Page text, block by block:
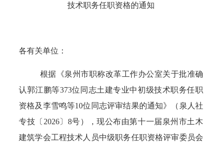
技术职务任职资格的通知
各有关单位：
根据《泉州市职称改革工作办公室关于批准确
认郭江鹏等373位同志土建专业中初级技术职务任职
资格及 李雪鸣等10位同志评审结果的通知》（泉人社
专技〔 2026〕 8号），现公布由第十一届泉州市土木
建筑学会工程技术人员中级职务任职资格评审委员会